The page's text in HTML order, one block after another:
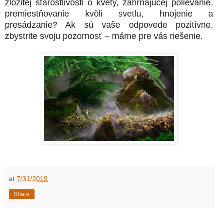
zložitej starostlivosti o kvety, zahŕňajúcej polievanie,
premiestňovanie kvôli svetlu, hnojenie a
presádzanie? Ak sú vaše odpovede pozitívne,
zbystrite svoju pozornosť – máme pre vás riešenie.
at 7/31/2019
Share